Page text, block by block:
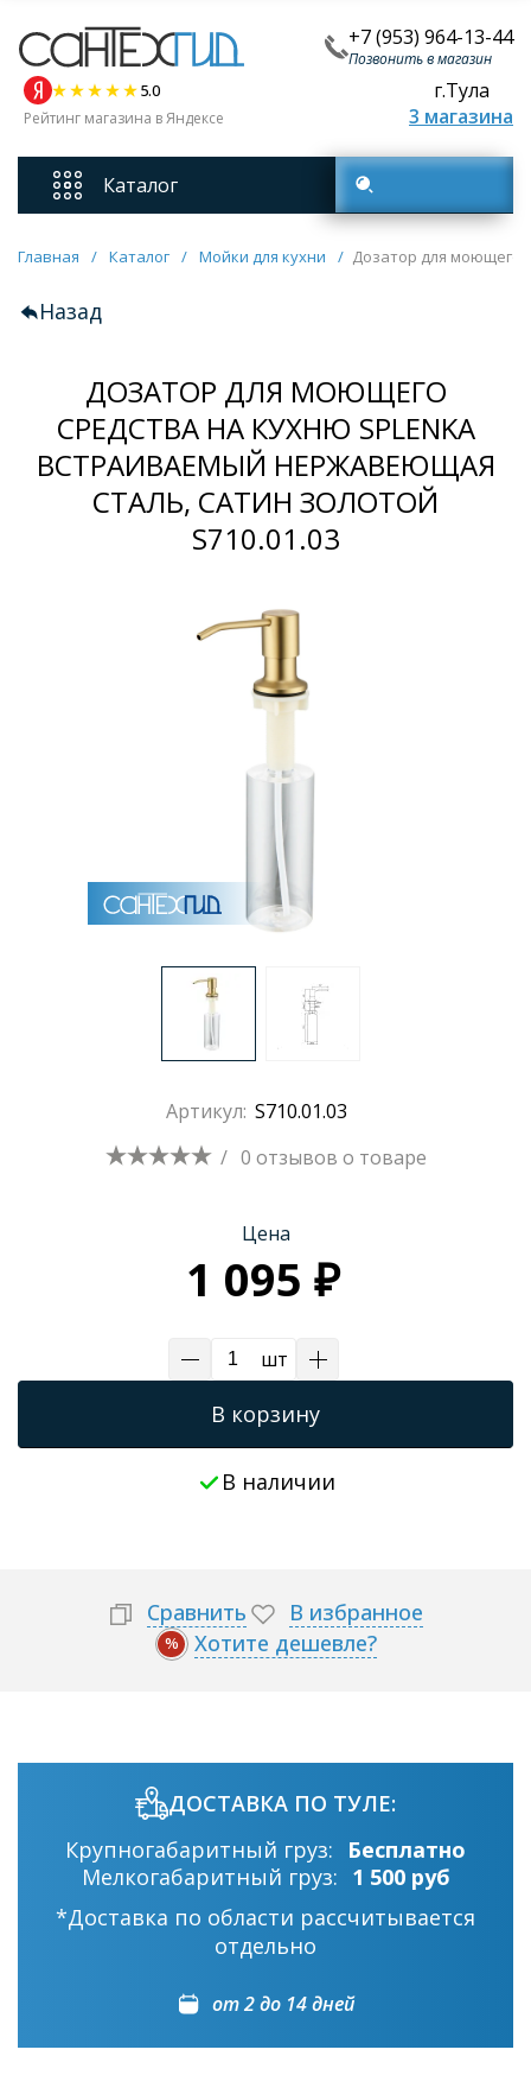
+7 (953) 964-13-44
Позвонить в магазин
5.0
Рейтинг магазина в Яндексе
г.Тула
3 магазина
Каталог
Смесители
Унитазы
Мебель для ванных комнат
Ванны
Кухонные мойки
Аксессуары для ванных комнат
Зеркала
Душевые уголки и ограждения
Главная / Каталог / Мойки для кухни / Дозатор для моющего
Назад
ДОЗАТОР ДЛЯ МОЮЩЕГО
СРЕДСТВА НА КУХНЮ SPLENKA
ВСТРАИВАЕМЫЙ НЕРЖАВЕЮЩАЯ
СТАЛЬ, САТИН ЗОЛОТОЙ
S710.01.03
Артикул: S710.01.03
/ 0 отзывов о товаре
Цена
1 095 ₽
шт
В корзину
В наличии
Сравнить В избранное
% Хотите дешевле?
ДОСТАВКА ПО ТУЛЕ:
Крупногабаритный груз:
Бесплатно
Мелкогабаритный груз: 1 500 руб
*Доставка по области рассчитывается
отдельно
от 2 до 14 дней